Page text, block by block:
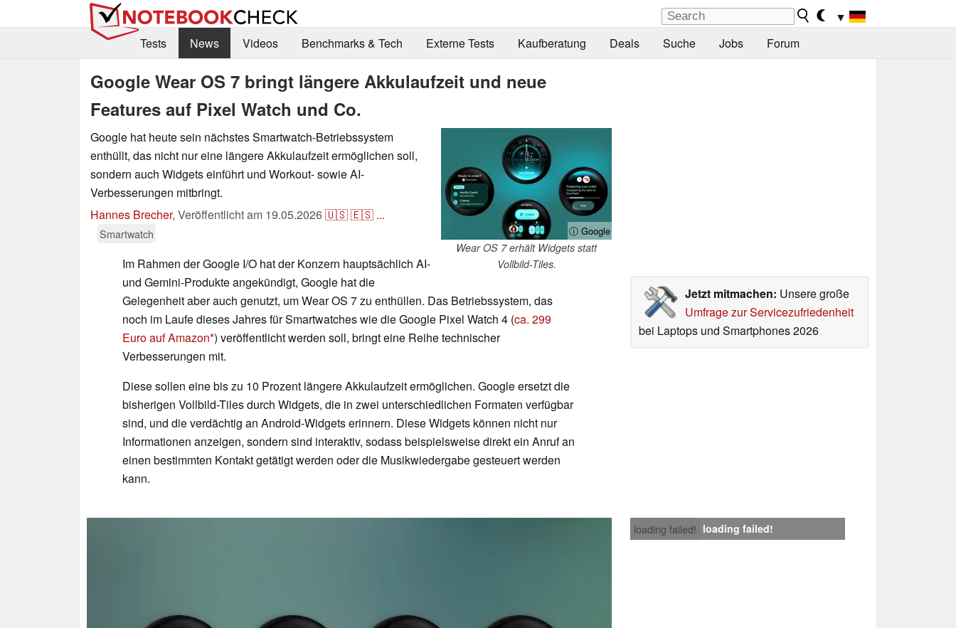
▼
Tests
News Videos Benchmarks & Tech Externe Tests Kaufberatung Deals Suche Jobs Forum
Google Wear OS 7 bringt längere Akkulaufzeit und neue
Features auf Pixel Watch und Co.
ⓘ Google
Wear OS 7 erhält Widgets statt
Vollbild-Tiles.
Google hat heute sein nächstes Smartwatch-Betriebssystem
enthüllt, das nicht nur eine längere Akkulaufzeit ermöglichen soll,
sondern auch Widgets einführt und Workout- sowie AI-
Verbesserungen mitbringt.
Hannes Brecher, Veröffentlicht am 19.05.2026🇺🇸🇪🇸 ...
Smartwatch
Jetzt mitmachen: Unsere große
Umfrage zur Servicezufriedenheit
bei Laptops und Smartphones 2026
Im Rahmen der Google I/O hat der Konzern hauptsächlich AI-
und Gemini-Produkte angekündigt, Google hat die
Gelegenheit aber auch genutzt, um Wear OS 7 zu enthüllen. Das Betriebssystem, das
noch im Laufe dieses Jahres für Smartwatches wie die Google Pixel Watch 4 (ca. 299
Euro auf Amazon ) veröffentlicht werden soll, bringt eine Reihe technischer
Verbesserungen mit.
Diese sollen eine bis zu 10 Prozent längere Akkulaufzeit ermöglichen. Google ersetzt die
bisherigen Vollbild-Tiles durch Widgets, die in zwei unterschiedlichen Formaten verfügbar
sind, und die verdächtig an Android-Widgets erinnern. Diese Widgets können nicht nur
Informationen anzeigen, sondern sind interaktiv, sodass beispielsweise direkt ein Anruf an
einen bestimmten Kontakt getätigt werden oder die Musikwiedergabe gesteuert werden
kann.
loading failed! loading failed!